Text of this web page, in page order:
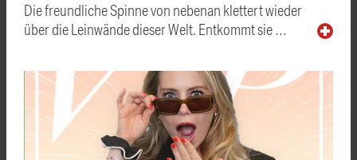
Die freundliche Spinne von nebenan klettert wieder
über die Leinwände dieser Welt. Entkommt sie …